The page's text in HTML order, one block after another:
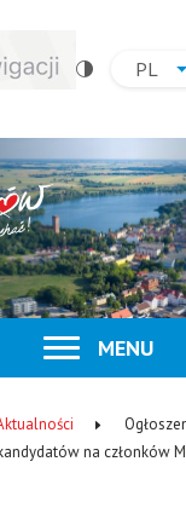
PL
LISTĘ
ROZWIŃ
MENU
na członków